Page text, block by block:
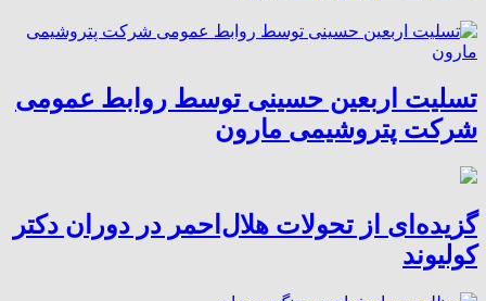
تسلیت اربعین حسینی توسط روابط عمومی
شرکت پتروشیمی مارون
گزیده‌ای از تحولات هلال‌احمر در دوران دکتر
کولیوند